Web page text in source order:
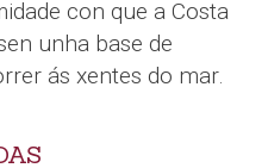
con que a Costa
unha base de
ás xentes do mar.